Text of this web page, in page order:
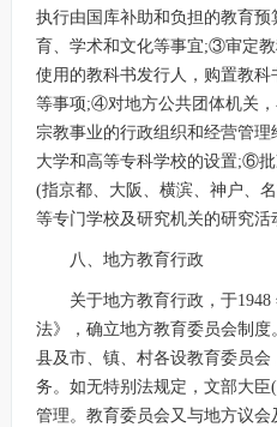
执行由国库补助和负担的教育
育、学术和文化等事宜;③审定
使用的教科书发行人，购置教
等事项;④对地方公共团体机关
宗教事业的行政组织和经营管
大学和高等专科学校的设置;⑥
(指京都、大阪、横滨、神户、
等专门学校及研究机关的研究活
八、地方教育行政
关于地方教育行政，于1948
法》，确立地方教育委员会制
县及市、镇、村各设教育委员
务。如无特别法规定，文部大
管理。教育委员会又与地方议